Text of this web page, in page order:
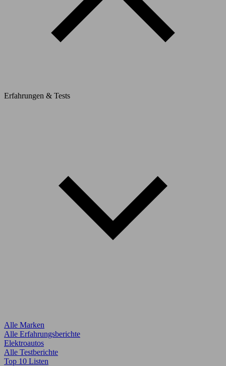
Erfahrungen & Tests
Alle Marken
Alle Erfahrungsberichte
Elektroautos
Alle Testberichte
Top 10 Listen